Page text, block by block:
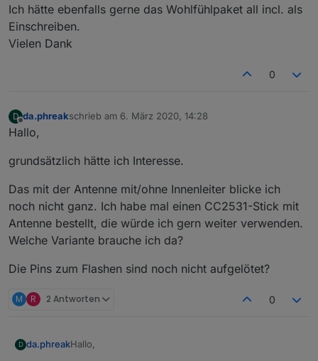
Ich hätte ebenfalls gerne das Wohlfühlpaket all incl. als
Einschreiben.
Vielen Dank
0
D
Offline
da.phreakschrieb am 6. März 2020, 14:28
zuletzt editiert von
Hallo,
grundsätzlich hätte ich Interesse.
Das mit der Antenne mit/ohne Innenleiter blicke ich
noch nicht ganz. Ich habe mal einen CC2531-Stick mit
Antenne bestellt, die würde ich gern weiter verwenden.
Welche Variante brauche ich da?
Die Pins zum Flashen sind noch nicht aufgelötet?
M R 2 Antworten 0
D da.phreakHallo,